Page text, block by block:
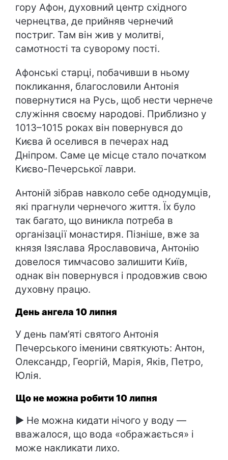
гору Афон, духовний центр східного
чернецтва, де прийняв чернечий
постриг. Там він жив у молитві,
самотності та суворому пості.
Афонські старці, побачивши в ньому
покликання, благословили Антонія
повернутися на Русь, щоб нести чернече
служіння своєму народові. Приблизно у
1013–1015 роках він повернувся до
Києва й оселився в печерах над
Дніпром. Саме це місце стало початком
Києво-Печерської лаври.
Антоній зібрав навколо себе однодумців,
які прагнули чернечого життя. Їх було
так багато, що виникла потреба в
організації монастиря. Пізніше, вже за
князя Ізяслава Ярославовича, Антонію
довелося тимчасово залишити Київ,
однак він повернувся і продовжив свою
духовну працю.
День ангела 10 липня
У день пам’яті святого Антонія
Печерського іменини святкують: Антон,
Олександр, Георгій, Марія, Яків, Петро,
Юлія.
Що не можна робити 10 липня
► Не можна кидати нічого у воду —
вважалося, що вода «ображається» і
може накликати лихо.